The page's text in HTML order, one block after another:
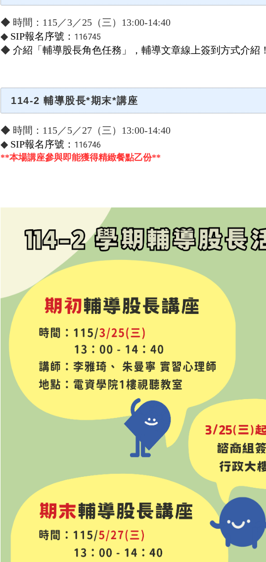
◆ 時間：115／3／25（三）13:00-14:40
◆ SIP報名序號： 116745
◆ 介紹「輔導股長角色任務」，輔導文章線上簽到方式介紹！
114-2 輔導股長*期末*講座
◆ 時間：115／5／27（三）13:00-14:40
◆ SIP報名序號： 116746
**本場講座參與即能獲得精緻餐點乙份**